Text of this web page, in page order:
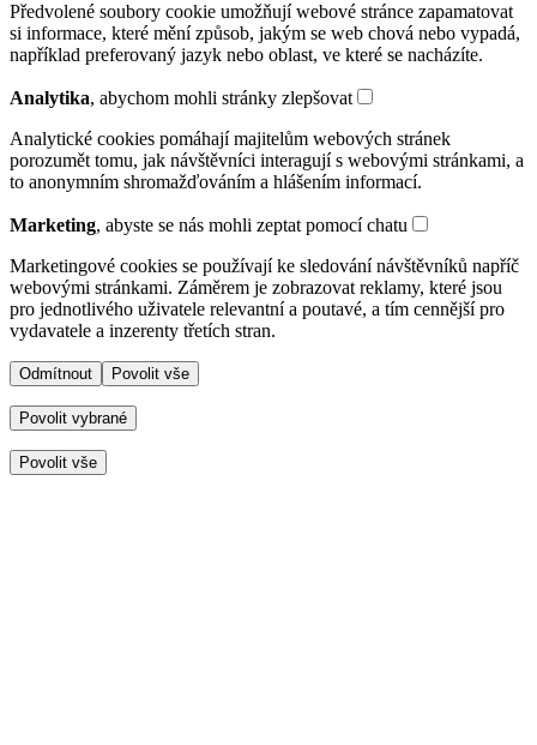
Předvolené soubory cookie umožňují webové stránce zapamatovat
si informace, které mění způsob, jakým se web chová nebo vypadá,
například preferovaný jazyk nebo oblast, ve které se nacházíte.
Analytika, abychom mohli stránky zlepšovat
Analytické cookies pomáhají majitelům webových stránek
porozumět tomu, jak návštěvníci interagují s webovými stránkami, a
to anonymním shromažďováním a hlášením informací.
Marketing, abyste se nás mohli zeptat pomocí chatu
Marketingové cookies se používají ke sledování návštěvníků napříč
webovými stránkami. Záměrem je zobrazovat reklamy, které jsou
pro jednotlivého uživatele relevantní a poutavé, a tím cennější pro
vydavatele a inzerenty třetích stran.
Odmítnout Povolit vše
Povolit vybrané
Povolit vše